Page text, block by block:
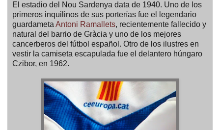
El estadio del Nou Sardenya data de 1940. Uno de los
primeros inquilinos de sus porterías fue el legendario
guardameta Antoni Ramallets, recientemente fallecido y
natural del barrio de Gràcia y uno de los mejores
cancerberos del fútbol español. Otro de los ilustres en
vestir la camiseta escapulada fue el delantero húngaro
Czibor, en 1962.